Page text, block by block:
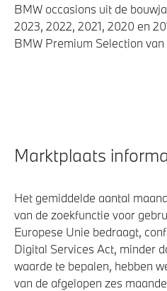
BMW occasions uit de
2023, 2022, 2021, 2020 en
BMW Premium Selection
Marktplaats
Het gemiddelde aantal
van de zoekfunctie voor
Europese Unie bedraagt,
Digital Services Act, minder
waarde te bepalen, hebben
van de afgelopen zes